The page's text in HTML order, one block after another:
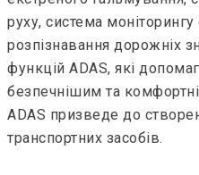
руху, система
розпізнавання дорожніх
функцій ADAS, які
безпечнішим та
ADAS призведе до
транспортних засобів.